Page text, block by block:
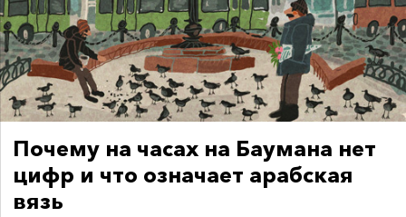
Почему на часах на Баумана нет
цифр и что означает арабская
вязь